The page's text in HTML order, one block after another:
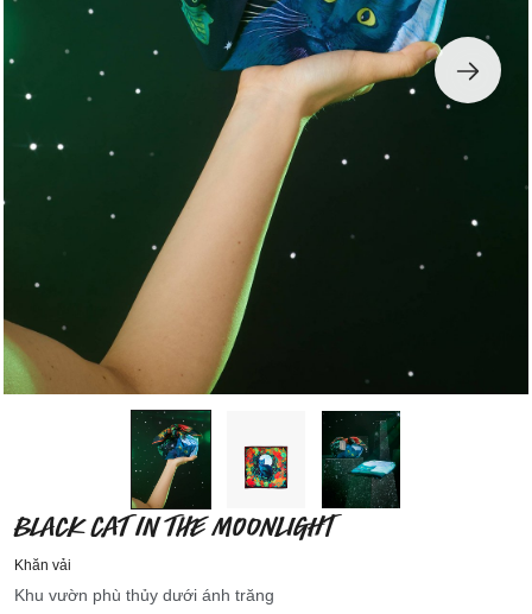
BLACK CAT IN THE MOONLIGHT
Khăn vải
Khu vườn phù thủy dưới ánh trăng